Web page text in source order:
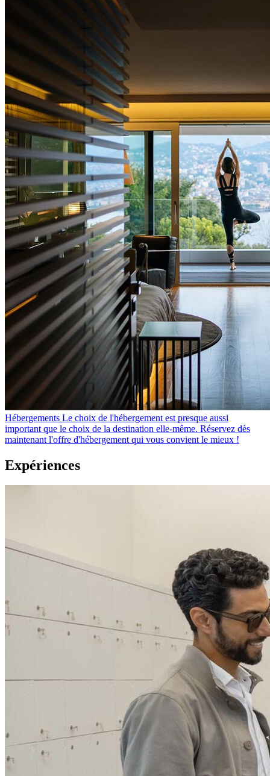
Hébergements Le choix de l'hébergement est presque aussi
important que le choix de la destination elle-même. Réservez dès
maintenant l'offre d'hébergement qui vous convient le mieux !
Expériences